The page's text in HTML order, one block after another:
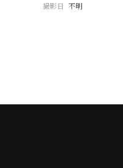
撮影日 不明